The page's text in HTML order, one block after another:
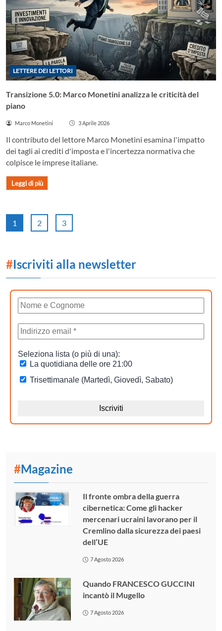
LETTERE DEI LETTORI
Transizione 5.0: Marco Monetini analizza le criticità del
piano
Marco Monetini 3 Aprile 2026
Il contributo del lettore Marco Monetini esamina l'impatto
dei tagli ai crediti d'imposta e l'incertezza normativa che
colpisce le imprese italiane.
Leggi di più
1 2 3
#Iscriviti alla newsletter
#Magazine
Il fronte ombra della guerra
cibernetica: Come gli hacker
mercenari ucraini lavorano per il
Cremlino dalla sicurezza dei paesi
dell’UE
7 Agosto 2026
Quando FRANCESCO GUCCINI
incantò il Mugello
7 Agosto 2026